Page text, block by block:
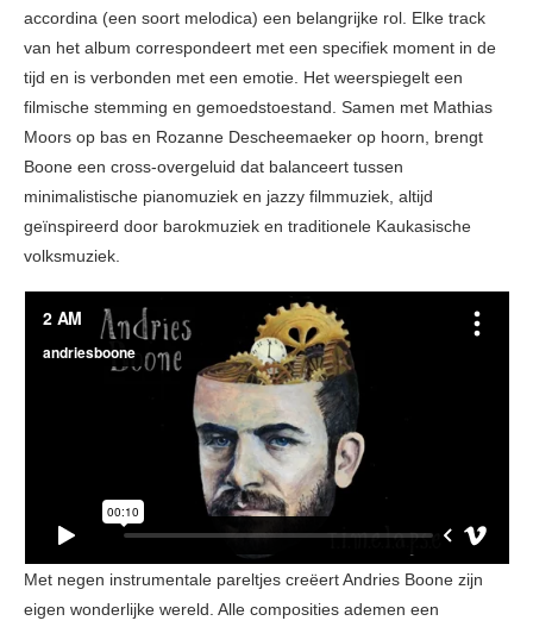
accordina (een soort melodica) een belangrijke rol. Elke track
van het album correspondeert met een specifiek moment in de
tijd en is verbonden met een emotie. Het weerspiegelt een
filmische stemming en gemoedstoestand. Samen met Mathias
Moors op bas en Rozanne Descheemaeker op hoorn, brengt
Boone een cross-overgeluid dat balanceert tussen
minimalistische pianomuziek en jazzy filmmuziek, altijd
geïnspireerd door barokmuziek en traditionele Kaukasische
volksmuziek.
Met negen instrumentale pareltjes creëert Andries Boone zijn
eigen wonderlijke wereld. Alle composities ademen een